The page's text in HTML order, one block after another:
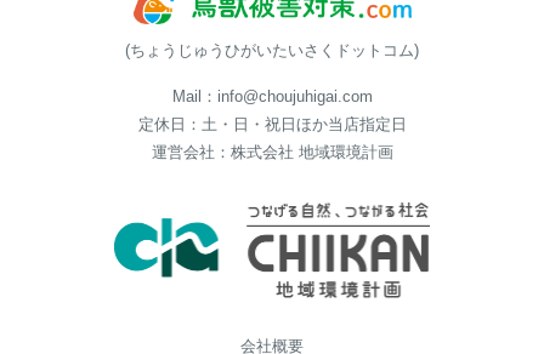
(ちょうじゅうひがいたいさくドットコム)
Mail：info@choujuhigai.com
定休日：土・日・祝日ほか当店指定日
運営会社：株式会社 地域環境計画
会社概要